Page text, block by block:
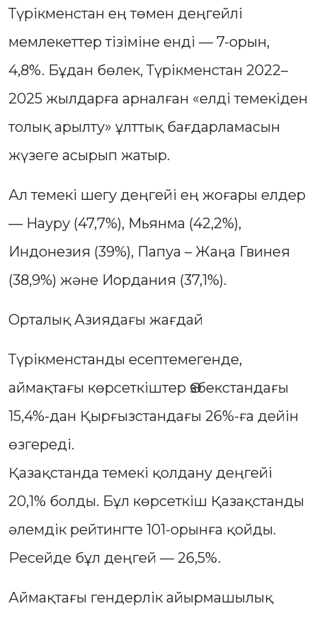
Түрікменстан ең төмен деңгейлі
мемлекеттер тізіміне енді — 7-орын,
4,8%. Бұдан бөлек, Түрікменстан 2022–
2025 жылдарға арналған «елді темекіден
толық арылту» ұлттық бағдарламасын
жүзеге асырып жатыр.
Ал темекі шегу деңгейі ең жоғары елдер
— Науру (47,7%), Мьянма (42,2%),
Индонезия (39%), Папуа – Жаңа Гвинея
(38,9%) және Иордания (37,1%).
Орталық Азиядағы жағдай
Түрікменстанды есептемегенде,
аймақтағы көрсеткіштер Өзбекстандағы
15,4%-дан Қырғызстандағы 26%-ға дейін
өзгереді.
Қазақстанда темекі қолдану деңгейі
20,1% болды. Бұл көрсеткіш Қазақстанды
әлемдік рейтингте 101-орынға қойды.
Ресейде бұл деңгей — 26,5%.
Аймақтағы гендерлік айырмашылық